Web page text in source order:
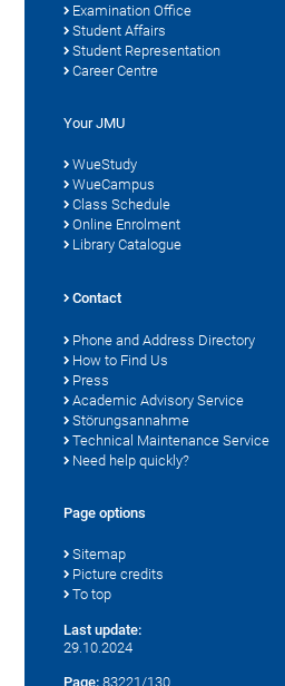
Examination Office
Student Affairs
Student Representation
Career Centre
Your JMU
WueStudy
WueCampus
Class Schedule
Online Enrolment
Library Catalogue
Contact
Phone and Address Directory
How to Find Us
Press
Academic Advisory Service
Störungsannahme
Technical Maintenance Service
Need help quickly?
Page options
Sitemap
Picture credits
To top
Last update:
29.10.2024
Page: 83221/130